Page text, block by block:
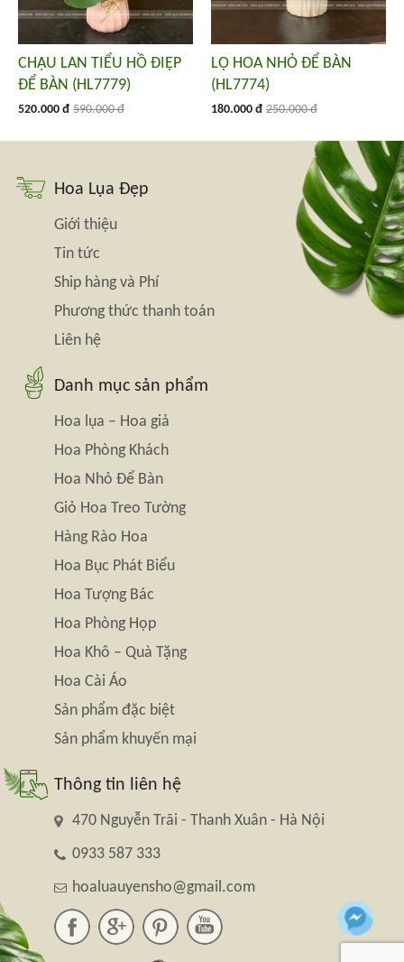
CHẬU LAN TIỂU HỒ ĐIỆP
ĐỂ BÀN (HL7779)
520.000 đ 590.000 đ
LỌ HOA NHỎ ĐỂ BÀN
(HL7774)
180.000 đ 250.000 đ
Hoa Lụa Đẹp
Giới thiệu
Tin tức
Ship hàng và Phí
Phương thức thanh toán
Liên hệ
Danh mục sản phẩm
Hoa lụa – Hoa giả
Hoa Phòng Khách
Hoa Nhỏ Để Bàn
Giỏ Hoa Treo Tường
Hàng Rào Hoa
Hoa Bục Phát Biểu
Hoa Tượng Bác
Hoa Phòng Họp
Hoa Khô – Quà Tặng
Hoa Cài Áo
Sản phẩm đặc biệt
Sản phẩm khuyến mại
Thông tin liên hệ
470 Nguyễn Trãi - Thanh Xuân - Hà Nội
0933 587 333
hoaluauyensho@gmail.com